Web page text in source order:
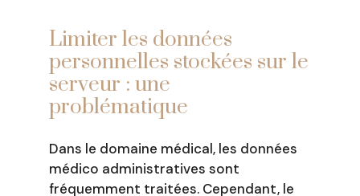
Limiter les données
personnelles stockées sur le
serveur : une
problématique
Dans le domaine médical, les données
médico administratives sont
fréquemment traitées. Cependant, le